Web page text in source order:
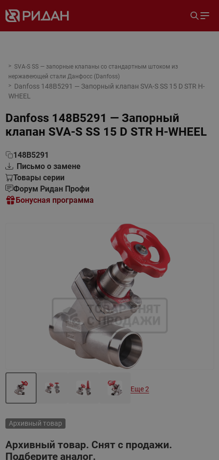
SVA-S SS — запорные клапаны со стандартным штоком из
нержавеющей стали Данфосс (Danfoss)
Danfoss 148B5291 — Запорный клапан SVA-S SS 15 D STR H-
WHEEL
Danfoss 148B5291 — Запорный
клапан SVA-S SS 15 D STR H-WHEEL
148B5291
Письмо о замене
Товары серии
Форум Ридан Профи
Бонусная программа
Архивный товар
Архивный товар. Снят с продажи.
Подберите аналог.
Еще 2